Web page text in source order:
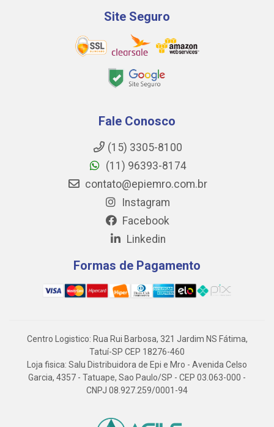
Site Seguro
Fale Conosco
(15) 3305-8100
(11) 96393-8174
contato@epiemro.com.br
Instagram
Facebook
Linkedin
Formas de Pagamento
Centro Logistico: Rua Rui Barbosa, 321 Jardim NS Fátima,
Tatuí-SP CEP 18276-460
Loja fisica: Salu Distribuidora de Epi e Mro - Avenida Celso
Garcia, 4357 - Tatuape, Sao Paulo/SP - CEP 03.063-000 -
CNPJ 08.927.259/0001-94